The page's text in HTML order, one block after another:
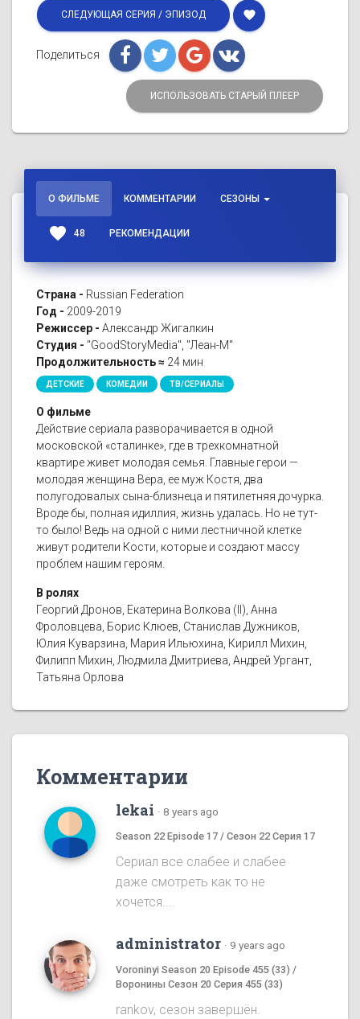
СЛЕДУЮЩАЯ СЕРИЯ / ЭПИЗОД favorite
Поделиться
ИСПОЛЬЗОВАТЬ СТАРЫЙ ПЛЕЕР
О ФИЛЬМЕ КОММЕНТАРИИ СЕЗОНЫ
favorite 48 РЕКОМЕНДАЦИИ
Страна - Russian Federation
Год - 2009-2019
Режиссер - Александр Жигалкин
Студия - "GoodStoryMedia", "Леан-М"
Продолжительность ≈ 24 мин
ДЕТСКИЕ КОМЕДИИ ТВ/СЕРИАЛЫ
О фильме
Действие сериала разворачивается в одной
московской «сталинке», где в трехкомнатной
квартире живет молодая семья. Главные герои —
молодая женщина Вера, ее муж Костя, два
полугодовалых сына-близнеца и пятилетняя дочурка.
Вроде бы, полная идиллия, жизнь удалась. Но не тут-
то было! Ведь на одной с ними лестничной клетке
живут родители Кости, которые и создают массу
проблем нашим героям.
В ролях
Георгий Дронов, Екатерина Волкова (II), Анна
Фроловцева, Борис Клюев, Станислав Дужников,
Юлия Куварзина, Мария Ильюхина, Кирилл Михин,
Филипп Михин, Людмила Дмитриева, Андрей Ургант,
Татьяна Орлова
Комментарии
lekai · 8 years ago
Season 22 Episode 17 / Сезон 22 Серия 17
Сериал все слабее и слабее
даже смотреть как то не
хочется....
administrator · 9 years ago
Voroninyi Season 20 Episode 455 (33) /
Воронины Сезон 20 Серия 455 (33)
rankov, сезон завершён.